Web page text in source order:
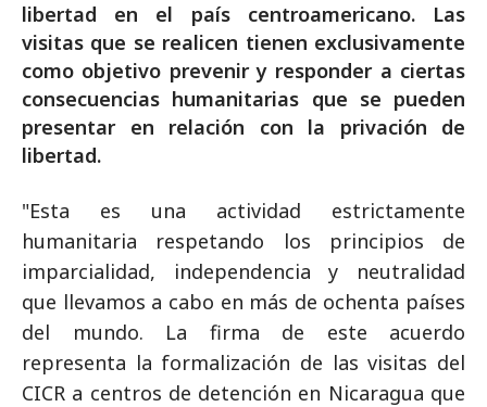
libertad en el país centroamericano. Las
visitas que se realicen tienen exclusivamente
como objetivo prevenir y responder a ciertas
consecuencias humanitarias que se pueden
presentar en relación con la privación de
libertad.
"Esta es una actividad estrictamente
humanitaria respetando los principios de
imparcialidad, independencia y neutralidad
que llevamos a cabo en más de ochenta países
del mundo. La firma de este acuerdo
representa la formalización de las visitas del
CICR a centros de detención en Nicaragua que